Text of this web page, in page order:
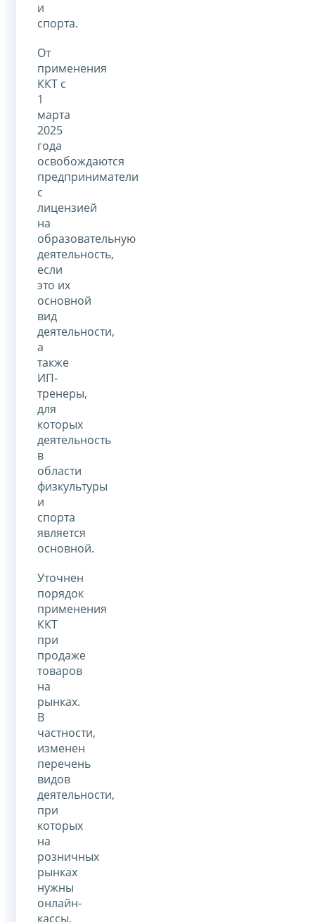
и
спорта.
От
применения
ККТ с
1
марта
2025
года
освобождаются
предприниматели
с
лицензией
на
образовательную
деятельность,
если
это их
основной
вид
деятельности,
а
также
ИП-
тренеры,
для
которых
деятельность
в
области
физкультуры
и
спорта
является
основной.
Уточнен
порядок
применения
ККТ
при
продаже
товаров
на
рынках.
В
частности,
изменен
перечень
видов
деятельности,
при
которых
на
розничных
рынках
нужны
онлайн-
кассы.